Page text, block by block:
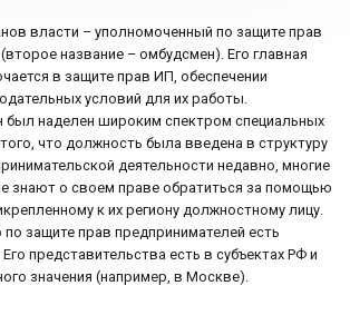
власти – уполномоченный по защите прав
название – омбудсмен). Его главная
в защите прав ИП, обеспечении
условий для их работы.
был наделен широким спектром специальных
что должность была введена в структуру
деятельности недавно, многие
знают о своем праве обратиться за помощью
к их региону должностному лицу.
защите прав предпринимателей есть
представительства есть в субъектах РФ и
значения (например, в Москве).